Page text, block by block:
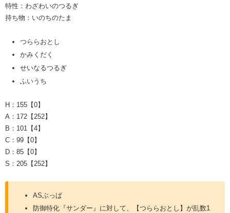
特性：わざわいのつるぎ
持ち物：いのちのたま
つららおとし
かみくだく
せいなるつるぎ
ふいうち
H：155【0】
A：172【252】
B：101【4】
C：99【0】
D：85【0】
S：205【252】
ASぶっぱ
防御特化『サンダー』に対して、【つららおとし】が乱数1